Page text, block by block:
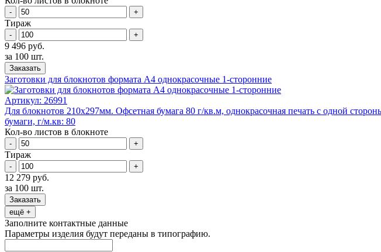
- +
Тираж
- +
9 496 руб.
за 100 шт.
Заказать
Заготовки для блокнотов формата А4 однокрасочные 1-сторонние
Артикул: 26991
Для блокнотов 210х297мм. Офсетная бумага 80 г/кв.м, однокрасочная печать с одной
бумаги, г/м.кв: 80
Кол-во листов в блокноте
- +
Тираж
- +
12 279 руб.
за 100 шт.
Заказать
ещё +
Заполните контактные данные
Параметры изделия будут переданы в типографию.